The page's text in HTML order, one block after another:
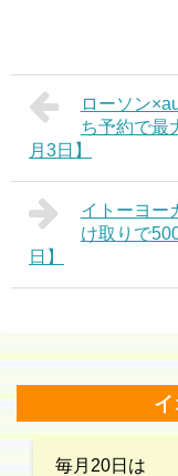
ローソン
ち予約で最
月3日】
イトーヨー
け取りで
日】
毎月20日は